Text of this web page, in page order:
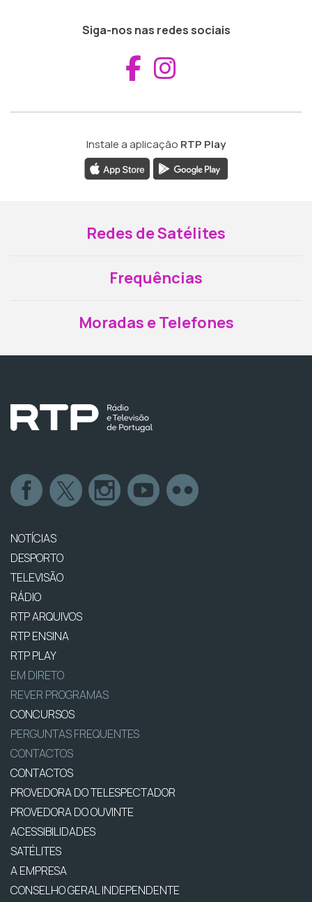
Siga-nos nas redes sociais
Aceder ao
Instale a aplicação RTP Play
Redes de Satélites
Frequências
Moradas e Telefones
NOTÍCIAS
DESPORTO
TELEVISÃO
RÁDIO
RTP ARQUIVOS
RTP ENSINA
RTP PLAY
EM DIRETO
REVER PROGRAMAS
CONCURSOS
PERGUNTAS FREQUENTES
CONTACTOS
CONTACTOS
PROVEDORA DO TELESPECTADOR
PROVEDORA DO OUVINTE
ACESSIBILIDADES
SATÉLITES
A EMPRESA
CONSELHO GERAL INDEPENDENTE